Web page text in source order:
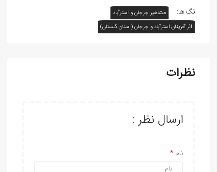
تگ ها:
مشاهیر جرجان و استرآباد
اثر آفرينان استرآباد و جرجان (استان گلستان)
نظرات
ارسال نظر :
نام